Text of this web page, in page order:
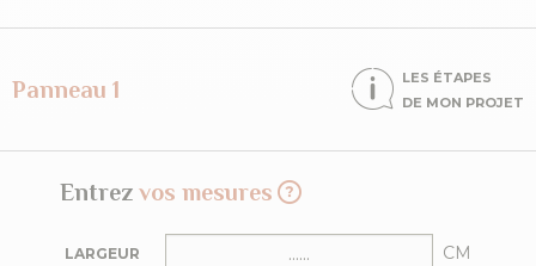
Panneau 1
LES ÉTAPES
DE MON PROJET
Entrez vos mesures
LARGEUR CM